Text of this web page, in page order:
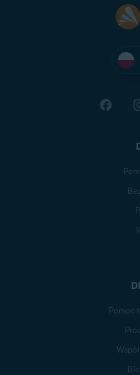
Pomoc